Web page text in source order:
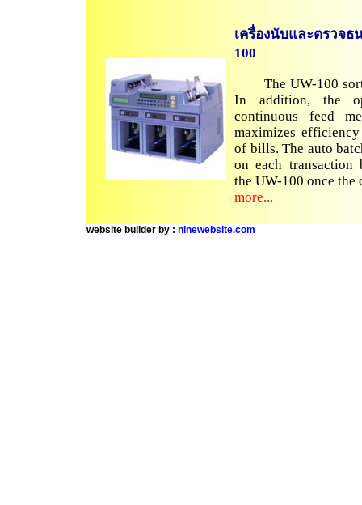
เครื่องนับและตรวจธ
100
The UW-100
In addition, the
continuous feed
maximizes
of bills. The auto
on each transaction
the UW-100 once
more...
website builder by : ninewebsite.com